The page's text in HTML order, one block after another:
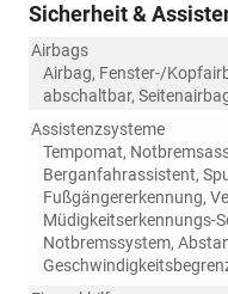
Sicherheit &
Airbags
Airbag, Fenster-/
abschaltbar,
Assistenzsysteme
Tempomat,
Berganfahrassistent,
Fußgängererkennung,
Müdigkeitserkennungs-
Notbremssystem,